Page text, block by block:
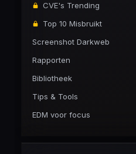
CVE's Trending
Top 10 Misbruikt
Screenshot Darkweb
Rapporten
Bibliotheek
Tips & Tools
EDM voor focus